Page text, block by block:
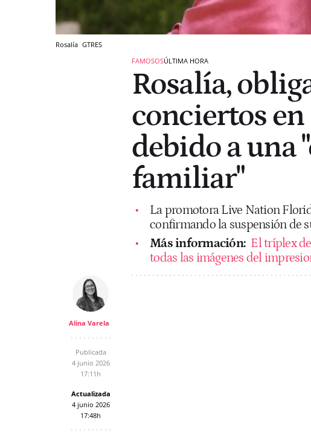
Rosalía GTRES
FAMOSOSÚLTIMA HORA
Rosalía,
conciertos
debido a una
familiar"
La promotora Live Nation
confirmando la suspensión de
Más información: El tríplex
todas las imágenes del
Alina Varela
Publicada
4 junio 2026
17:11h
Actualizada
4 junio 2026
17:48h